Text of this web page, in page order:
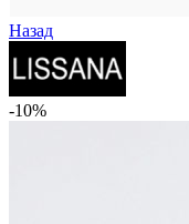
Назад
-10%